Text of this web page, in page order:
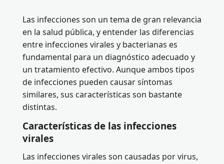
Las infecciones son un tema de gran relevancia
en la salud pública, y entender las diferencias
entre infecciones virales y bacterianas es
fundamental para un diagnóstico adecuado y
un tratamiento efectivo. Aunque ambos tipos
de infecciones pueden causar síntomas
similares, sus características son bastante
distintas.
Características de las infecciones
virales
Las infecciones virales son causadas por virus,